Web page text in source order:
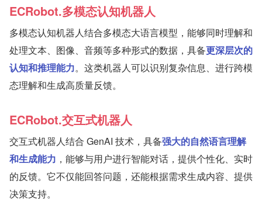
ECRobot.多模态认知机器人
多模态认知机器人结合多模态大语言模型，能够同时理解和
处理文本、图像、音频等多种形式的数据，具备更深层次的
认知和推理能力。这类机器人可以识别复杂信息、进行跨模
态理解和生成高质量反馈。
ECRobot.交互式机器人
交互式机器人结合 GenAI 技术，具备强大的自然语言理解
和生成能力 ，能够与用户进行智能对话，提供个性化、实时
的反馈。它不仅能回答问题，还能根据需求生成内容、提供
决策支持。